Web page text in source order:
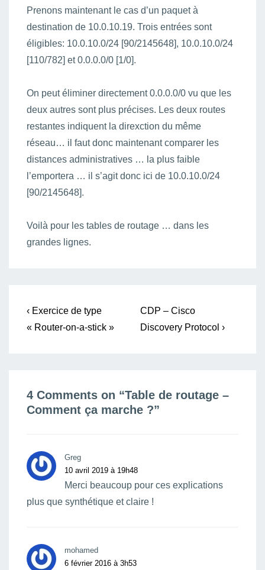
Prenons maintenant le cas d’un paquet à
destination de 10.0.10.19. Trois entrées sont
éligibles: 10.0.10.0/24 [90/2145648], 10.0.10.0/24
[110/782] et 0.0.0.0/0 [1/0].
On peut éliminer directement 0.0.0.0/0 vu que les
deux autres sont plus précises. Les deux routes
restantes indiquent la direxction du même
réseau… il faut donc maintenant comparer les
distances administratives … la plus faible
l’emportera … il s’agit donc ici de 10.0.10.0/24
[90/2145648].
Voilà pour les tables de routage … dans les
grandes lignes.
Navigation
de
Previous
Post
‹ Exercice de type
« Router-on-a-stick »
Next
Post
CDP – Cisco
Discovery Protocol ›
4 Comments on “Table de routage –
Comment ça marche ?”
Greg
10 avril 2019 à 19h48
Merci beaucoup pour ces explications
plus que synthétique et claire !
mohamed
6 février 2016 à 3h53